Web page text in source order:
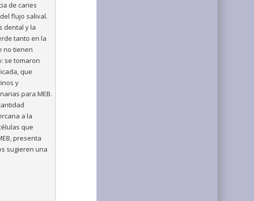
de caries
flujo salival.
dental y la
tanto en la
no tienen
se tomaron
que
y
para MEB.
a la
que
presenta
sugieren una